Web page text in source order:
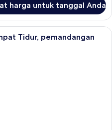
harga untuk tanggal Anda
Suite Eksekutif, Beberapa Tempat
Tidur, pemandangan